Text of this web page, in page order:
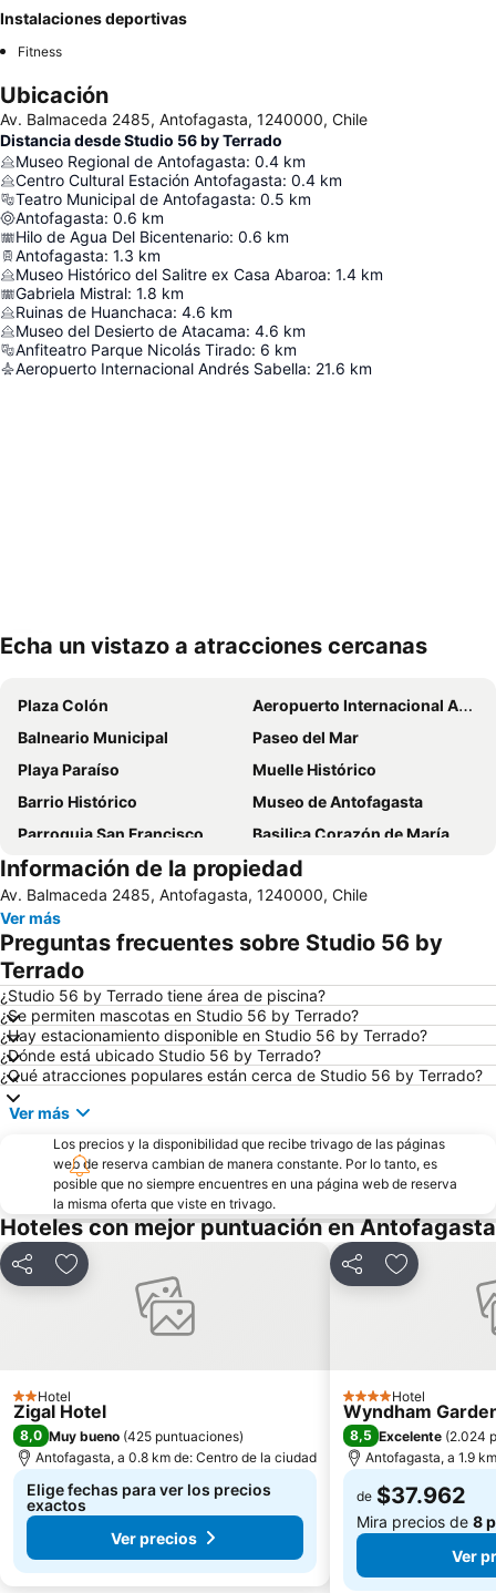
Instalaciones deportivas
Fitness
Ubicación
Av. Balmaceda 2485, Antofagasta, 1240000, Chile
Distancia desde Studio 56 by Terrado
Museo Regional de Antofagasta: 0.4 km
Centro Cultural Estación Antofagasta: 0.4 km
Teatro Municipal de Antofagasta: 0.5 km
Antofagasta: 0.6 km
Hilo de Agua Del Bicentenario: 0.6 km
Antofagasta: 1.3 km
Museo Histórico del Salitre ex Casa Abaroa: 1.4 km
Gabriela Mistral: 1.8 km
Ruinas de Huanchaca: 4.6 km
Museo del Desierto de Atacama: 4.6 km
Anfiteatro Parque Nicolás Tirado: 6 km
Aeropuerto Internacional Andrés Sabella: 21.6 km
Echa un vistazo a atracciones cercanas
Plaza Colón
Aeropuerto Internacional Andrés Sabella
Balneario Municipal
Paseo del Mar
Playa Paraíso
Muelle Histórico
Barrio Histórico
Museo de Antofagasta
Parroquia San Francisco
Basilica Corazón de María
Información de la propiedad
Av. Balmaceda 2485, Antofagasta, 1240000, Chile
Ver más
Preguntas frecuentes sobre Studio 56 by
Terrado
¿Studio 56 by Terrado tiene área de piscina?
¿Se permiten mascotas en Studio 56 by Terrado?
¿Hay estacionamiento disponible en Studio 56 by Terrado?
¿Dónde está ubicado Studio 56 by Terrado?
¿Qué atracciones populares están cerca de Studio 56 by Terrado?
Ver más
Los precios y la disponibilidad que recibe trivago de las páginas
web de reserva cambian de manera constante. Por lo tanto, es
posible que no siempre encuentres en una página web de reserva
la misma oferta que viste en trivago.
Hoteles con mejor puntuación en Antofagasta
CompartirAgregar a favoritos
2 Estrellas
Hotel
Zigal Hotel
8,0 Muy bueno (425 puntuaciones)
Antofagasta, a 0.8 km de: Centro de la ciudad
Elige fechas para ver los precios
exactos
Ver precios
CompartirAgregar a
4 Estrellas
Hotel
Wyndham
8,5 Excelente (2.024
Antofagasta, a 1.9
de $37.962
Mira precios de 8
Ver